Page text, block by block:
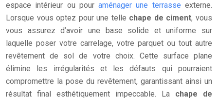
espace intérieur ou pouraménager une terrasse externe.
Lorsque vous optez pour une telle chape de ciment, vous
vous assurez d’avoir une base solide et uniforme sur
laquelle poser votre carrelage, votre parquet ou tout autre
revêtement de sol de votre choix. Cette surface plane
élimine les irrégularités et les défauts qui pourraient
compromettre la pose du revêtement, garantissant ainsi un
résultat final esthétiquement impeccable. La chape de